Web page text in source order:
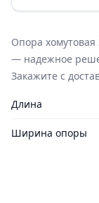
Опора
— надежное
Закажите с
Длина
Ширина опоры